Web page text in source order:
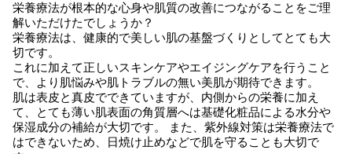
栄養療法が根本的な心身や肌質の改善につながることをご理
解いただけたでしょうか？
栄養療法は、健康的で美しい肌の基盤づくりとしてとても大
切です。
これに加えて正しいスキンケアやエイジングケアを行うこと
で、より肌悩みや肌トラブルの無い美肌が期待できます。
肌は表皮と真皮でできていますが、内側からの栄養に加え
て、とても薄い肌表面の角質層へは基礎化粧品による水分や
保湿成分の補給が大切です。 また、紫外線対策は栄養療法で
はできないため、日焼け止めなどで肌を守ることも大切で